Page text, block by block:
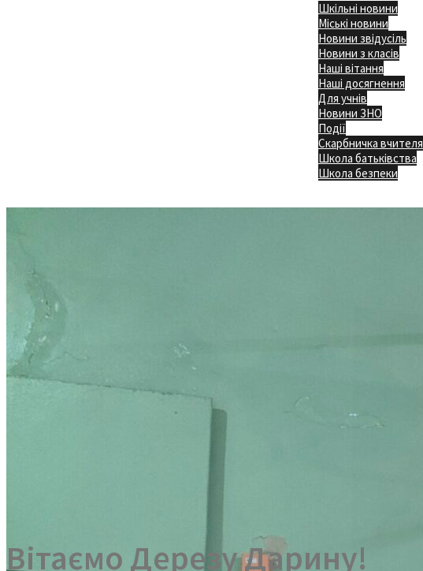
Шкільні новини
Міські новини
Новини звідусіль
Новини з класів
Наші вітання
Наші досягнення
Для учнів
Новини ЗНО
Події
Скарбничка вчителя
Школа батьківства
Школа безпеки
Вітаємо Дерезу Дарину!